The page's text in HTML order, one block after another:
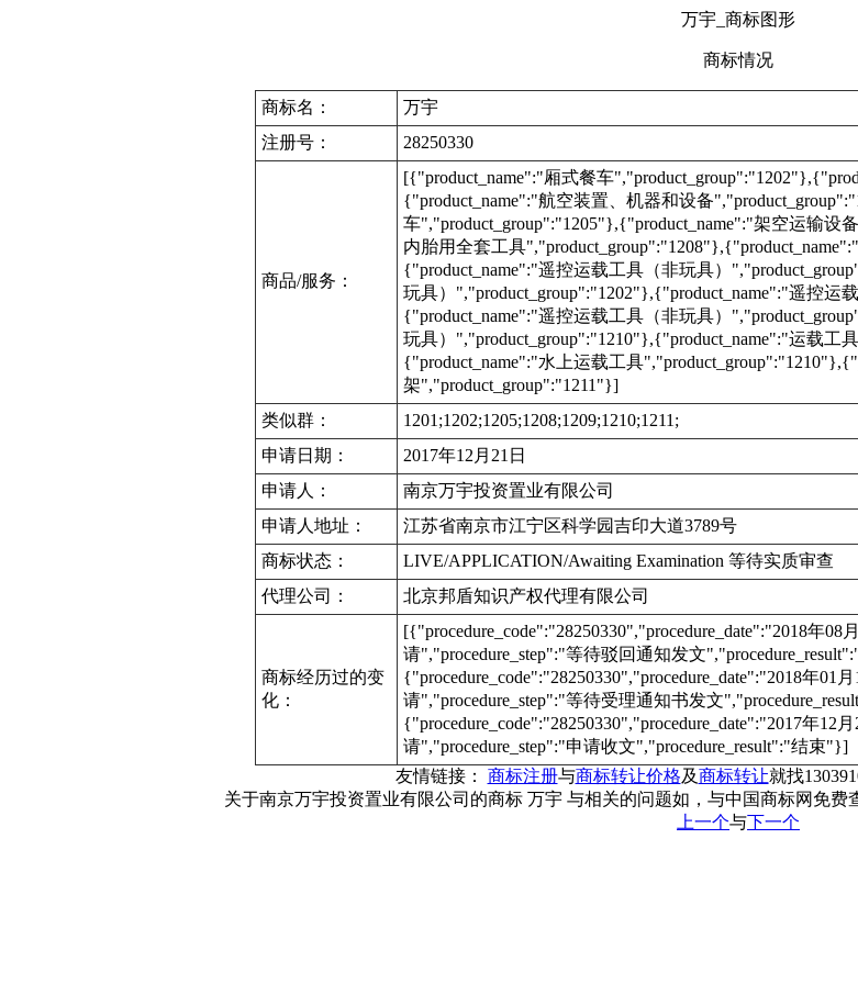
万宇_商标图形
商标情况
商标名：
万宇
注册号：
28250330
商品/服务：
[{"product_name":"厢式餐车
{"product_name":"航空装置、机器和设备
车","product_group":"1205"},{"product_name":"架空运输设
内胎用全套工具
{"product_name":"遥控运载工具（非玩具）
玩具）","product_group":"1202"},{"product_name":"遥控运
{"product_name":"遥控运载工具（非玩具）
玩具）","product_group":"1210"},{"product_name":"运载工
{"product_name":"水上运载工具
架","product_group":"1211"}]
类似群：
1201;1202;1205;1208;1209;1210;1211;
申请日期：
2017年12月21日
申请人：
南京万宇投资置业有限公司
申请人地址：
江苏省南京市江宁区科学园吉印大道3789号
商标状态：
LIVE/APPLICATION/Awaiting Examination 等待实质审查
代理公司：
北京邦盾知识产权代理有限公司
商标经历过的变
化：
[{"procedure_code":"28250330","procedure_date":"2018年08
请","procedure_step":"等待驳回通知发文
{"procedure_code":"28250330","procedure_date":"2018年01
请","procedure_step":"等待受理通知书发文
{"procedure_code":"28250330","procedure_date":"2017年12
请","procedure_step":"申请收文","procedure_result":"结束"}]
友情链接： 商标注册与商标转让价格及商标转让就找
关于南京万宇投资置业有限公司的商标 万宇 与相关的问题如，与中国商标网免
上一个与下一个